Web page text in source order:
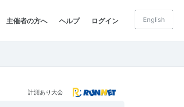
主催者の方へ ヘルプ ログイン English
計測あり大会